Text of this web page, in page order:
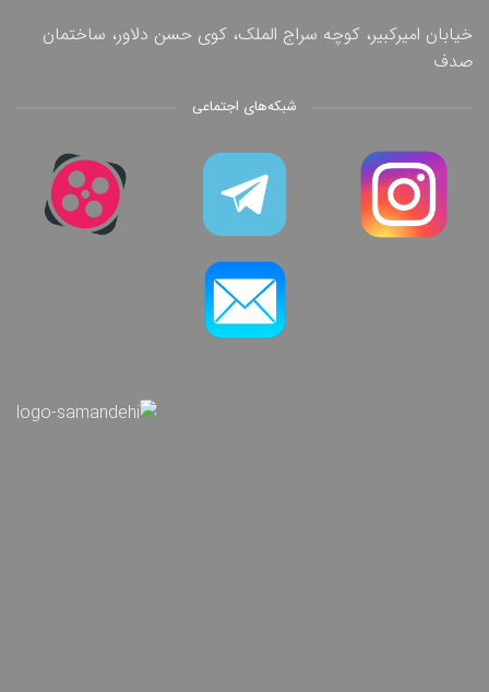
خیابان امیرکبیر، کوچه سراج الملک، کوی حسن دلاور، ساختمان
صدف
شبکه‌های اجتماعی